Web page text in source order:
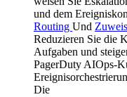
und dem
Routing Und
Reduzieren Sie die
Aufgaben und
PagerDuty AIOps-
Die